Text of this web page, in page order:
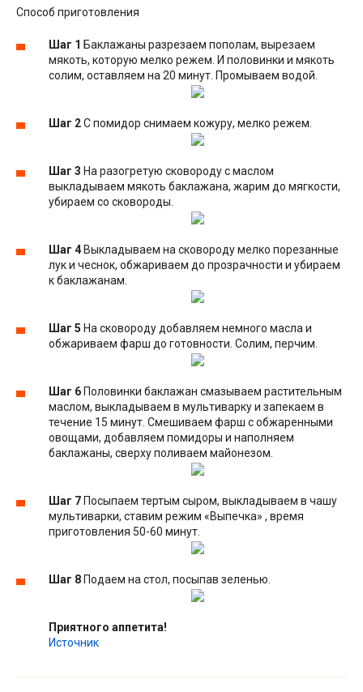
Способ приготовления
Шаг 1 Баклажаны разрезаем пополам, вырезаем
мякоть, которую мелко режем. И половинки и мякоть
солим, оставляем на 20 минут. Промываем водой.
Шаг 2С помидор снимаем кожуру, мелко режем.
Шаг 3 На разогретую сковороду с маслом
выкладываем мякоть баклажана, жарим до мягкости,
убираем со сковороды.
Шаг 4 Выкладываем на сковороду мелко порезанные
лук и чеснок, обжариваем до прозрачности и убираем
к баклажанам.
Шаг 5 На сковороду добавляем немного масла и
обжариваем фарш до готовности. Солим, перчим.
Шаг 6 Половинки баклажан смазываем растительным
маслом, выкладываем в мультиварку и запекаем в
течение 15 минут. Смешиваем фарш с обжаренными
овощами, добавляем помидоры и наполняем
баклажаны, сверху поливаем майонезом.
Шаг 7 Посыпаем тертым сыром, выкладываем в чашу
мультиварки, ставим режим «Выпечка» , время
приготовления 50-60 минут.
Шаг 8 Подаем на стол, посыпав зеленью.
Приятного аппетита!
Источник